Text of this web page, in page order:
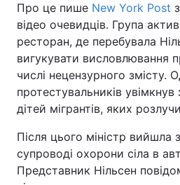
Про це пише New York Post
відео очевидців. Група
ресторан, де перебувала
вигукувати висловлювання
числі нецензурного змісту.
протестувальників
дітей мігрантів, яких
Після цього міністр вийшла
супроводі охорони сіла в
Представник Нільсен